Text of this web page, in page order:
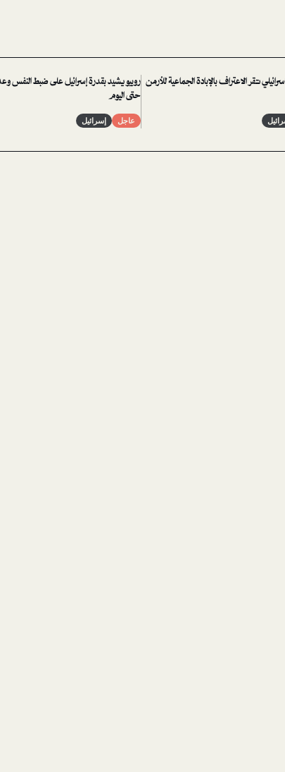
تقر الاعتراف بالإبادة الجماعية للأرمن روبيو يشيد بقدرة إسرائيل على ضبط النفس
حتى اليوم
عاجل إسرائيل